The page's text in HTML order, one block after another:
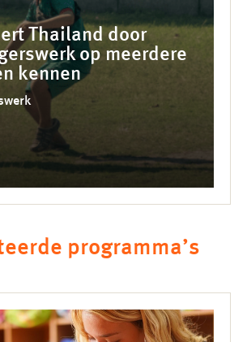
Thailand door
op meerdere
kennen
programma’s